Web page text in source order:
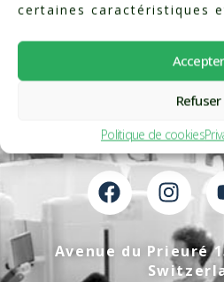
certaines caractéristiques
Accepter
Refuser
Politique de cookies
Avenue du Prieuré